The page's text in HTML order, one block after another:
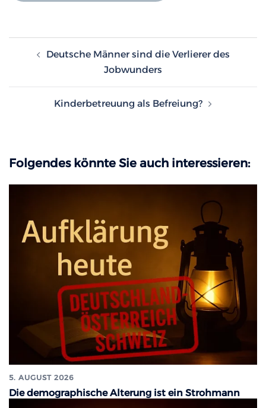
Deutsche Männer sind die Verlierer des
Jobwunders
Kinderbetreuung als Befreiung?
Folgendes könnte Sie auch interessieren:
5. AUGUST 2026
Die demographische Alterung ist ein Strohmann